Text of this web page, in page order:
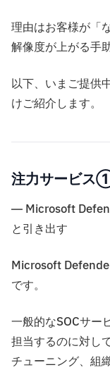
理由はお客様が「
解像度が上がる手
以下、いまご提供
けご紹介します。
注力サービス
― Microsoft
と引き出す
Microsoft
です。
一般的なSOCサー
担当するのに対し
チューニング、組